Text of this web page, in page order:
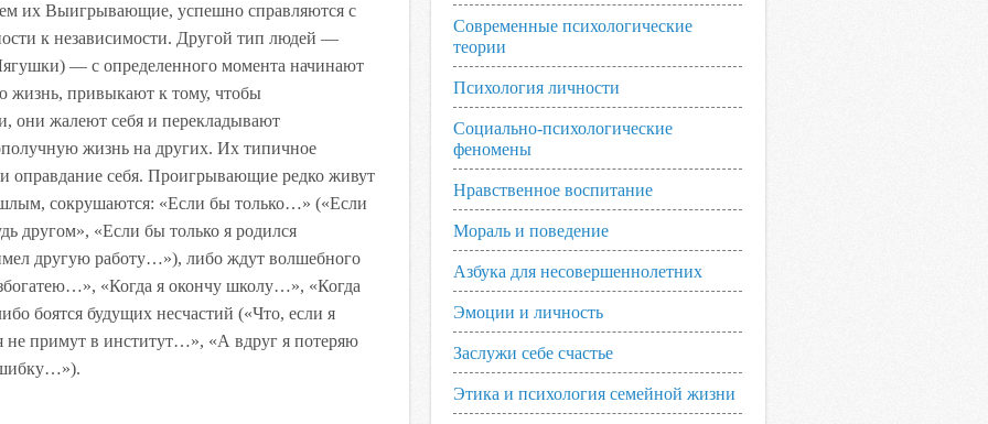
их Выигрывающие, успешно справляются с
к независимости. Другой тип людей —
— с определенного момента начинают
жизнь, привыкают к тому, чтобы
они жалеют себя и перекладывают
жизнь на других. Их типичное
оправдание себя. Проигрывающие редко живут
сокрушаются: «Если бы только…» («Если
другом», «Если бы только я родился
другую работу…»), либо ждут волшебного
«Когда я окончу школу…», «Когда
боятся будущих несчастий («Что, если я
примут в институт…», «А вдруг я потеряю
Современные психологические
теории
Психология личности
Социально-психологические
феномены
Нравственное воспитание
Мораль и поведение
Азбука для несовершеннолетних
Эмоции и личность
Заслужи себе счастье
Этика и психология семейной жизни